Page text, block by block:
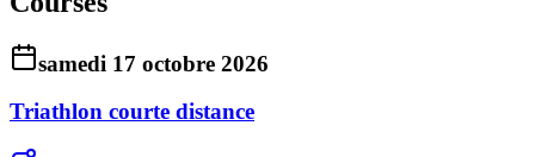
samedi 17 octobre 2026
Triathlon courte distance